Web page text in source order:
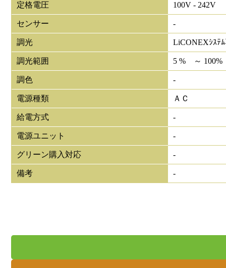
定格電圧 100V - 242V
センサー -
調光 LiCONEXｼｽﾃ
調光範囲 5 % ～ 100%
調色 -
電源種類 ＡＣ
給電方式 -
電源ユニット -
グリーン購入対応 -
備考 -